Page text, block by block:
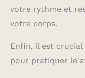
votre rythme et
votre corps.
Enfin, il est
pour pratiquer le